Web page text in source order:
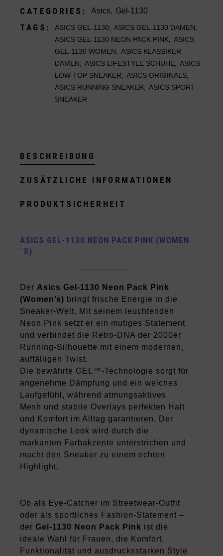
CATEGORIES: Asics, Gel-1130
TAGS: ASICS GEL-1130 ,ASICS GEL-1130 DAMEN
ASICS GEL-1130 NEON PACK PINK ,ASICS
GEL-1130 WOMEN ,ASICS KLASSIKER
DAMEN ,ASICS LIFESTYLE SCHUHE ,ASICS
LOW TOP SNEAKER ,ASICS ORIGINALS
ASICS RUNNING SNEAKER ,ASICS SPORT
SNEAKER
BESCHREIBUNG
ZUSÄTZLICHE INFORMATIONEN
PRODUKTSICHERHEIT
ASICS GEL-1130 NEON PACK PINK (WOMEN
´S)
Der Asics Gel-1130 Neon Pack Pink
(Women’s) bringt frische Energie in die
Sneaker-Welt. Mit seinem leuchtenden
Neon Pink setzt er ein mutiges Statement
und verbindet die Retro-DNA der 2000er
Running-Silhouette mit einem modernen,
auffälligen Twist.
Die bewährte GEL™-Technologie sorgt für
angenehme Dämpfung und ein weiches
Laufgefühl, während atmungsaktives
Mesh und stabile Overlays perfekten Halt
und Komfort im Alltag garantieren. Der
dynamische Look wird durch die
markanten Farbakzente unterstrichen und
macht den Sneaker zu einem echten
Highlight.
Ob als Eye-Catcher im Streetwear-Outfit
oder als sportliches Fashion-Statement –
derGel-1130 Neon Pack Pink ist die
ideale Wahl für Frauen, die Komfort,
Funktionalität und ausdrucksstarken Style